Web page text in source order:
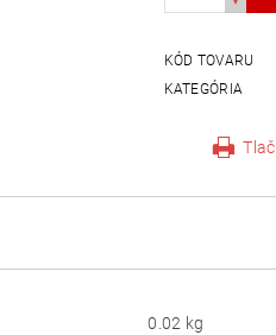
KÓD TOVARU
KATEGÓRIA
Tlač
0.02 kg